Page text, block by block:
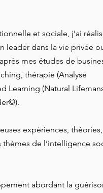
et sociale, j’ai
leader dans la vie privée
mes études de
thérapie (Analyse
Learning (Natural
expériences, théories,
de l’intelligence
abordant la